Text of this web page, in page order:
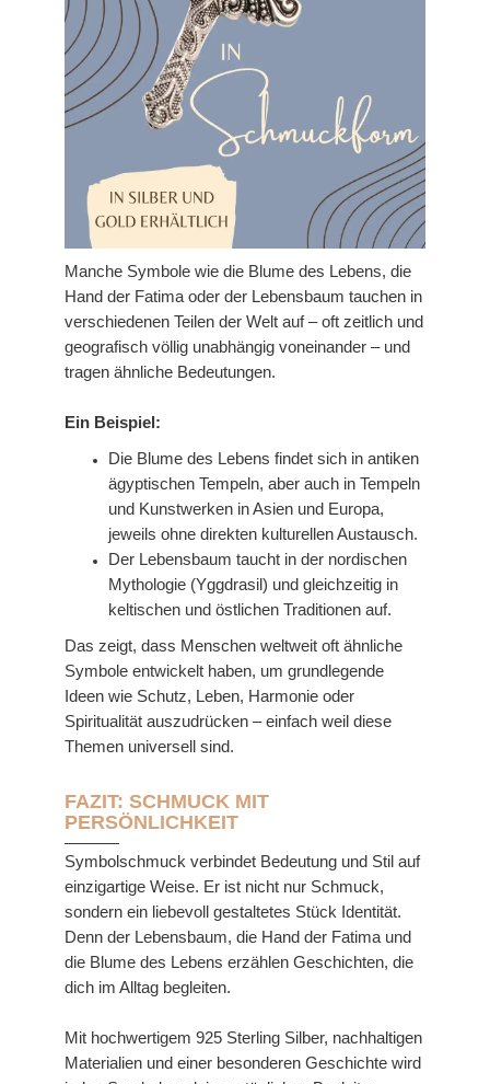
Manche Symbole wie die Blume des Lebens, die
Hand der Fatima oder der Lebensbaum tauchen in
verschiedenen Teilen der Welt auf – oft zeitlich und
geografisch völlig unabhängig voneinander – und
tragen ähnliche Bedeutungen.
Ein Beispiel:
Die Blume des Lebens findet sich in antiken
ägyptischen Tempeln, aber auch in Tempeln
und Kunstwerken in Asien und Europa,
jeweils ohne direkten kulturellen Austausch.
Der Lebensbaum taucht in der nordischen
Mythologie (Yggdrasil) und gleichzeitig in
keltischen und östlichen Traditionen auf.
Das zeigt, dass Menschen weltweit oft ähnliche
Symbole entwickelt haben, um grundlegende
Ideen wie Schutz, Leben, Harmonie oder
Spiritualität auszudrücken – einfach weil diese
Themen universell sind.
FAZIT: SCHMUCK MIT
PERSÖNLICHKEIT
Symbolschmuck verbindet Bedeutung und Stil auf
einzigartige Weise. Er ist nicht nur Schmuck,
sondern ein liebevoll gestaltetes Stück Identität.
Denn der Lebensbaum, die Hand der Fatima und
die Blume des Lebens erzählen Geschichten, die
dich im Alltag begleiten.
Mit hochwertigem 925 Sterling Silber, nachhaltigen
Materialien und einer besonderen Geschichte wird